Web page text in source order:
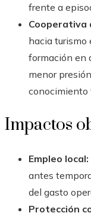
frente a
Cooperativa
hacia turismo
formación en
menor
conocimiento
Impactos
Empleo local:
antes
del gasto
Protección